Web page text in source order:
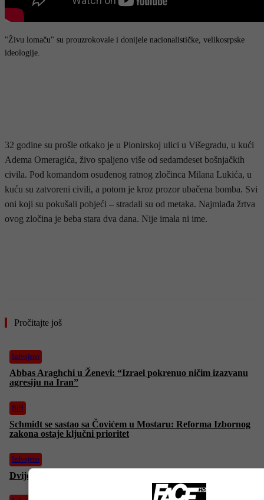
"Živu lomaču" su prouzrokovale i donijele nacionalističke, velikosrpske
ideologije.
32 godine su prošle otkako je u Pionirskoj ulici u Višegradu, u kući
Adema Omeragića, živo spaljeno više od sedamdeset bošnjačkih
civila. Pod komandom osuđenog ratnog zločinca Milana Lukića, u
kuću su zatvoreni civili, a potom je kroz prozor ubačena bomba. Svi
oni koji su pokušali pobjeći – stradali su od metaka. Najmlađa žrtva
ovog zločina je beba stara dva dana. Nije imala ni ime.
Pročitajte još
Izdvojeno
Abbas Araghchi u Ženevi: “Izrael pokrenuo ničim izazvanu
agresiju na Iran”
BiH
Schmidt se sastao sa Čovićem u Mostaru: Reforma Izbornog
zakona ostaje ključni prioritet
Izdvojeno
Dvije osobe teško ranjene u udaru u Haifu